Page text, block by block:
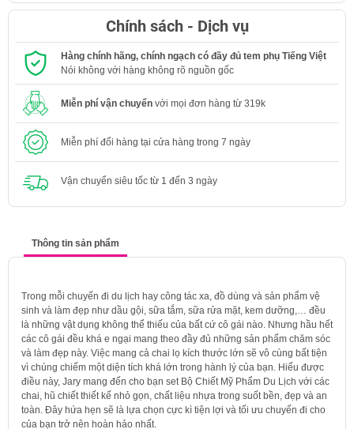
Chính sách - Dịch vụ
Hàng chính hãng, chính ngạch có đầy đủ tem phụ Tiếng Việt
Nói không với hàng không rõ nguồn gốc
Miễn phí vận chuyển với mọi đơn hàng từ 319k
Miễn phí đổi hàng tại cửa hàng trong 7 ngày
Vận chuyển siêu tốc từ 1 đến 3 ngày
Thông tin sản phẩm
Trong mỗi chuyến đi du lịch hay công tác xa, đồ dùng và sản phẩm vệ
sinh và làm đẹp như dầu gội, sữa tắm, sữa rửa mặt, kem dưỡng,… đều
là những vật dụng không thể thiếu của bất cứ cô gái nào. Nhưng hầu hết
các cô gái đều khá e ngại mang theo đầy đủ những sản phẩm chăm sóc
và làm đẹp này. Việc mang cả chai lọ kích thước lớn sẽ vô cùng bất tiện
vì chúng chiếm một diện tích khá lớn trong hành lý của bạn. Hiểu được
điều này, Jary mang đến cho bạn set Bộ Chiết Mỹ Phẩm Du Lịch với các
chai, hũ chiết thiết kế nhỏ gọn, chất liệu nhựa trong suốt bền, đẹp và an
toàn. Đây hứa hẹn sẽ là lựa chọn cực kì tiện lợi và tối ưu chuyến đi cho
của bạn trở nên hoàn hảo nhất.